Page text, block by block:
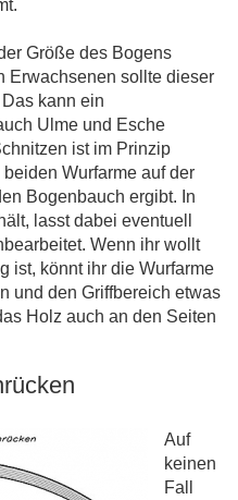
Größe des Bogens
Erwachsenen sollte dieser
kann ein
Ulme und Esche
ist im Prinzip
Wurfarme auf der
Bogenbauch ergibt. In
lasst dabei eventuell
Wenn ihr wollt
ist, könnt ihr die Wurfarme
und den Griffbereich etwas
Holz auch an den Seiten
Auf
keinen
Fall